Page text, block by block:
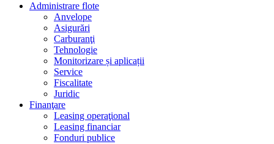
Administrare flote
Anvelope
Asigurări
Carburanţi
Tehnologie
Monitorizare și aplicații
Service
Fiscalitate
Juridic
Finanţare
Leasing operaţional
Leasing financiar
Fonduri publice